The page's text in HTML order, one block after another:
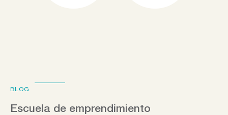
BLOG
Escuela de emprendimiento